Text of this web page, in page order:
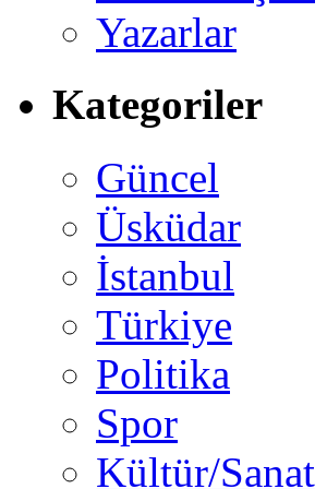
Yazarlar
Kategoriler
Güncel
Üsküdar
İstanbul
Türkiye
Politika
Spor
Kültür/Sanat